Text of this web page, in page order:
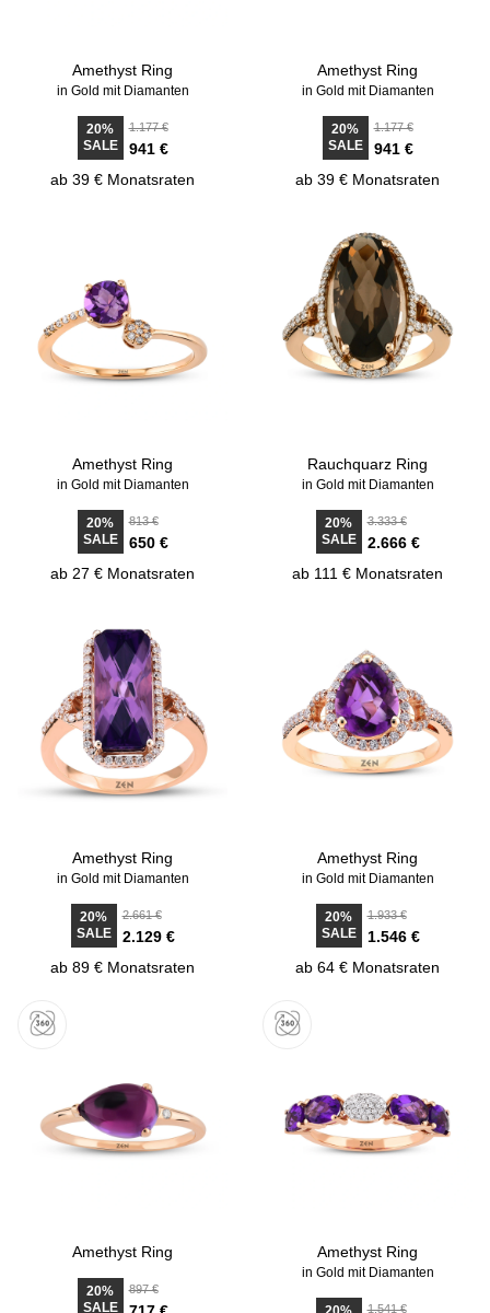
Amethyst Ring
in Gold mit Diamanten
20%
SALE
1.177 €
941 €
ab 39 € Monatsraten
Amethyst Ring
in Gold mit Diamanten
20%
SALE
1.177 €
941 €
ab 39 € Monatsraten
Amethyst Ring
in Gold mit Diamanten
20%
SALE
813 €
650 €
ab 27 € Monatsraten
Rauchquarz Ring
in Gold mit Diamanten
20%
SALE
3.333 €
2.666 €
ab 111 € Monatsraten
Amethyst Ring
in Gold mit Diamanten
20%
SALE
2.661 €
2.129 €
ab 89 € Monatsraten
Amethyst Ring
in Gold mit Diamanten
20%
SALE
1.933 €
1.546 €
ab 64 € Monatsraten
Amethyst Ring
20%
SALE
897 €
Amethyst Ring
in Gold mit Diamanten
1.541 €